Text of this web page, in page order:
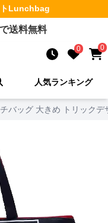
Lunchbag
送料無料
0 0
人気ランキング
バッグ 大きめ トリック